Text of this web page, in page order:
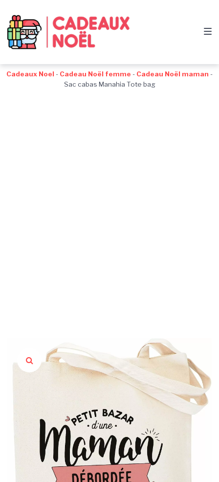
navigation
au
contenu
au
pied
de
Cadeaux Noel - Cadeau Noël femme - Cadeau Noël maman -
Sac cabas Manahia Tote bag